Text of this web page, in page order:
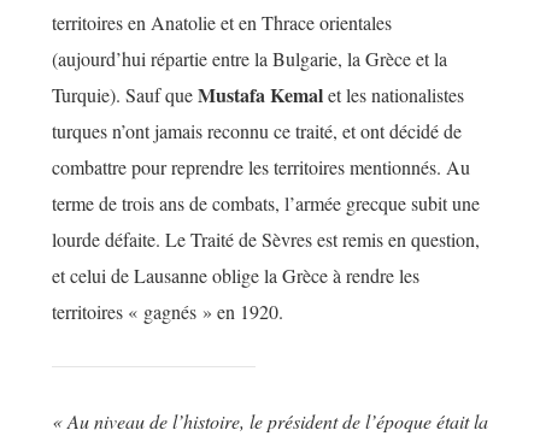
territoires en Anatolie et en Thrace orientales
(aujourd’hui répartie entre la Bulgarie, la Grèce et la
Turquie). Sauf queMustafa Kemalet les nationalistes
turques n’ont jamais reconnu ce traité, et ont décidé de
combattre pour reprendre les territoires mentionnés. Au
terme de trois ans de combats, l’armée grecque subit une
lourde défaite. Le Traité de Sèvres est remis en question,
et celui de Lausanne oblige la Grèce à rendre les
territoires « gagnés » en 1920.
« Au niveau de l’histoire, le président de l’époque était la